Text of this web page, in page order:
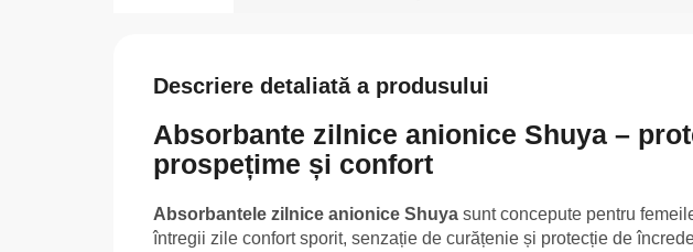
Descriere detaliată a produsului
Absorbante zilnice anionice Shuya –
prospețime și confort
Absorbantele zilnice anionice Shuya sunt concepute pentru
întregii zile confort sporit, senzație de curățenie și protecție de